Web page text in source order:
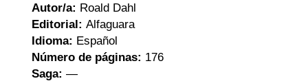
Autor/a: Roald Dahl
Editorial: Alfaguara
Idioma: Español
Número de páginas: 176
Saga: —